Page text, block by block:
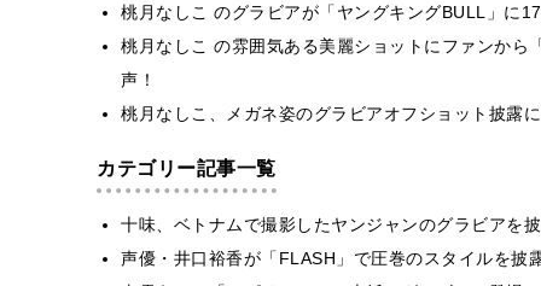
桃月なしこ のグラビアが「ヤングキングBULL」に
桃月なしこ の雰囲気ある美麗ショットにファンから
声！
桃月なしこ、メガネ姿のグラビアオフショット披露
カテゴリー記事一覧
十味、ベトナムで撮影したヤンジャンのグラビアを
声優・井口裕香が「FLASH」で圧巻のスタイルを